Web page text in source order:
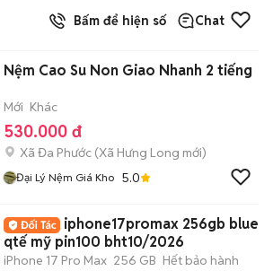
Bấm để hiện số Chat
Nệm Cao Su Non Giao Nhanh 2 tiếng
Mới Khác
530.000 đ
Xã Đa Phước (Xã Hưng Long mới)
Đại Lý Nệm Giá Kho 5.0
iphone17promax 256gb blue
qtế mỹ pin100 bht10/2026
iPhone 17 Pro Max 256 GB Hết bảo hành